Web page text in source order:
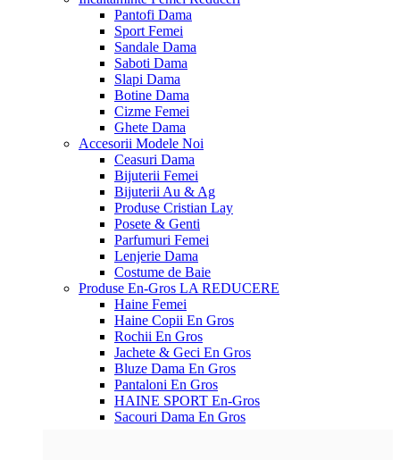
Pantofi Dama
Sport Femei
Sandale Dama
Saboti Dama
Slapi Dama
Botine Dama
Cizme Femei
Ghete Dama
Accesorii Modele Noi
Ceasuri Dama
Bijuterii Femei
Bijuterii Au & Ag
Produse Cristian Lay
Posete & Genti
Parfumuri Femei
Lenjerie Dama
Costume de Baie
Produse En-Gros LA REDUCERE
Haine Femei
Haine Copii En Gros
Rochii En Gros
Jachete & Geci En Gros
Bluze Dama En Gros
Pantaloni En Gros
HAINE SPORT En-Gros
Sacouri Dama En Gros